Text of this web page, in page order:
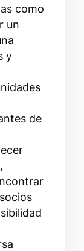
como
un
y
de